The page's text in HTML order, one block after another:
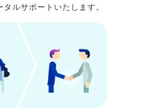
ルサポートいたします。